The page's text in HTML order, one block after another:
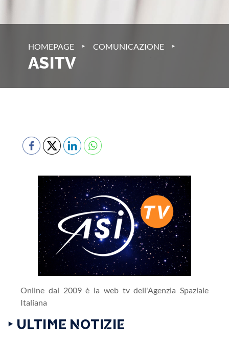
HOMEPAGE ‣ COMUNICAZIONE ‣
ASITV
Online dal 2009 è la web tv dell'Agenzia Spaziale
Italiana
‣ ULTIME NOTIZIE